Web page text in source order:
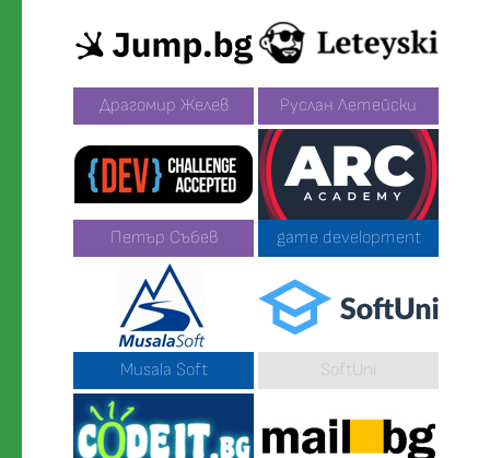
Драгомир Желев Руслан Летейски
Петър Събев game development
Musala Soft SoftUni